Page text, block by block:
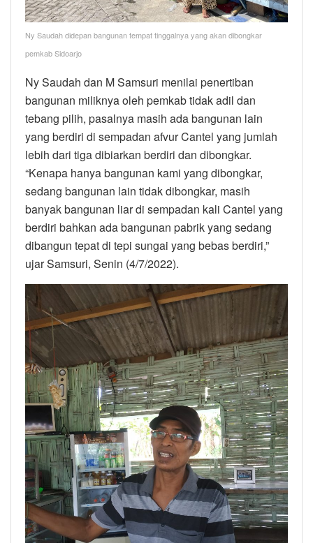
Ny Saudah didepan bangunan tempat tinggalnya yang akan dibongkar
pemkab Sidoarjo
Ny Saudah dan M Samsuri menilai penertiban
bangunan miliknya oleh pemkab tidak adil dan
tebang pilih, pasalnya masih ada bangunan lain
yang berdiri di sempadan afvur Cantel yang jumlah
lebih dari tiga dibiarkan berdiri dan dibongkar.
“Kenapa hanya bangunan kami yang dibongkar,
sedang bangunan lain tidak dibongkar, masih
banyak bangunan liar di sempadan kali Cantel yang
berdiri bahkan ada bangunan pabrik yang sedang
dibangun tepat di tepi sungai yang bebas berdiri,”
ujar Samsuri, Senin (4/7/2022).